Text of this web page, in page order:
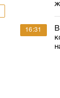
16:31